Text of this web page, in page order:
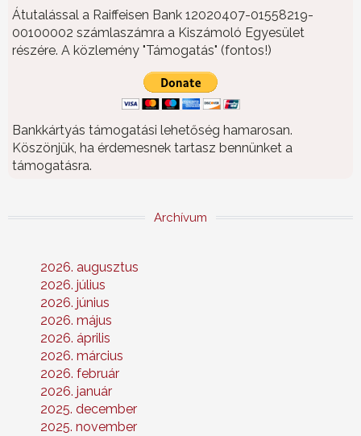
Átutalással a Raiffeisen Bank 12020407-01558219-
00100002 számlaszámra a Kiszámoló Egyesület
részére. A közlemény "Támogatás" (fontos!)
Bankkártyás támogatási lehetőség hamarosan.
Köszönjük, ha érdemesnek tartasz bennünket a
támogatásra.
Archívum
2026. augusztus
2026. július
2026. június
2026. május
2026. április
2026. március
2026. február
2026. január
2025. december
2025. november